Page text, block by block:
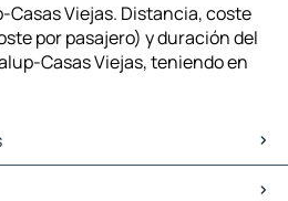
Casas Viejas. Distancia, coste
por pasajero) y duración del
Casas Viejas, teniendo en
Planos